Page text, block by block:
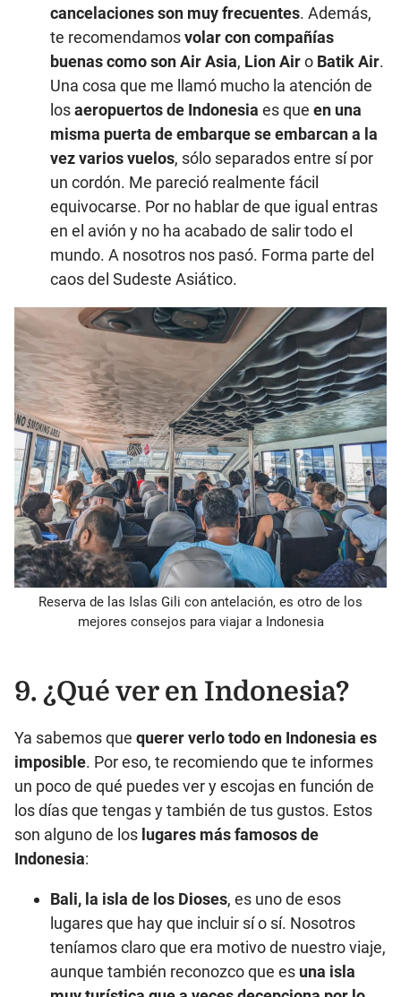
cancelaciones son muy frecuentes. Además,
te recomendamosvolar con compañías
buenas como son Air Asia, Lion Airo Batik Air.
Una cosa que me llamó mucho la atención de
losaeropuertos de Indonesia es que en una
misma puerta de embarque se embarcan a la
vez varios vuelos, sólo separados entre sí por
un cordón. Me pareció realmente fácil
equivocarse. Por no hablar de que igual entras
en el avión y no ha acabado de salir todo el
mundo. A nosotros nos pasó. Forma parte del
caos del Sudeste Asiático.
Reserva de las Islas Gili con antelación, es otro de los
mejores consejos para viajar a Indonesia
9. ¿Qué ver en Indonesia?
Ya sabemos que querer verlo todo en Indonesia es
imposible. Por eso, te recomiendo que te informes
un poco de qué puedes ver y escojas en función de
los días que tengas y también de tus gustos. Estos
son alguno de los lugares más famosos de
Indonesia:
Bali, la isla de los Dioses, es uno de esos
lugares que hay que incluir sí o sí. Nosotros
teníamos claro que era motivo de nuestro viaje,
aunque también reconozco que es una isla